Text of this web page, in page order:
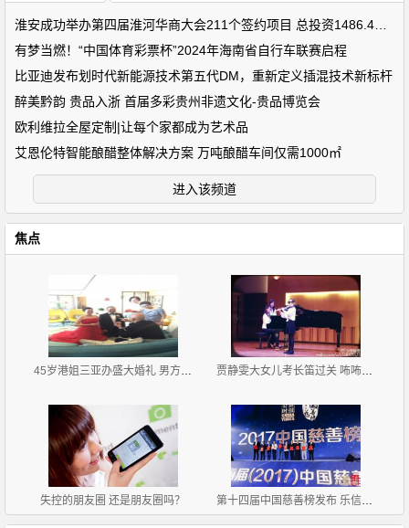
有梦当燃！“中国体育彩票杯”2024年海南省自行车联赛启程
比亚迪发布划时代新能源技术第五代DM，重新定义插混技术新标杆
醉美黔韵 贵品入浙 首届多彩贵州非遗文化-贵品博览会
欧利维拉全屋定制|让每个家都成为艺术品
艾恩伦特智能酿醋整体解决方案 万吨酿醋车间仅需1000㎡
进入该频道
焦点
45岁港姐三亚办盛大婚礼 男方是蒙古富商图 贾静雯大女儿考长笛过关 咘咘拿奖杯可爱
失控的朋友圈 还是朋友圈吗？ 第十四届中国慈善榜发布 乐信旗下分期乐获慈善榜样